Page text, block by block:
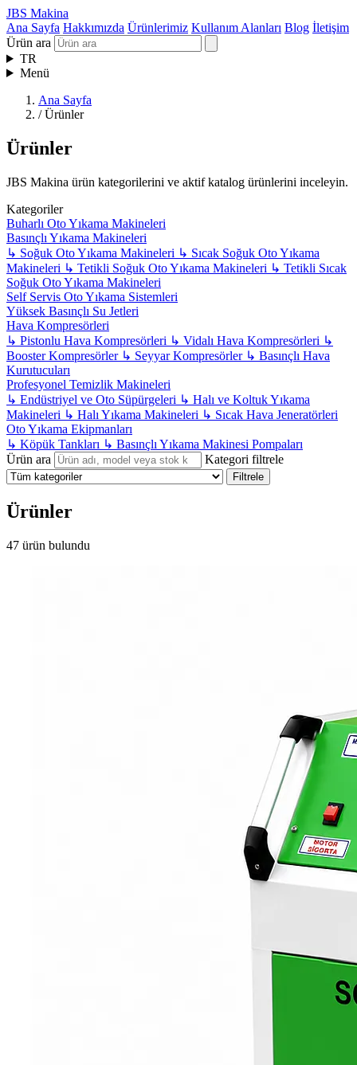
JBS Makina
Ana Sayfa Hakkımızda Ürünlerimiz Kullanım Alanları Blog İletişim
Ürün ara
TR
Menü
Ana Sayfa
/ Ürünler
Ürünler
JBS Makina ürün kategorilerini ve aktif katalog ürünlerini inceleyin.
Kategoriler
Buharlı Oto Yıkama Makineleri
Basınçlı Yıkama Makineleri
↳ Soğuk Oto Yıkama Makineleri ↳ Sıcak Soğuk Oto Yıkama
Makineleri ↳ Tetikli Soğuk Oto Yıkama Makineleri ↳ Tetikli Sıcak
Soğuk Oto Yıkama Makineleri
Self Servis Oto Yıkama Sistemleri
Yüksek Basınçlı Su Jetleri
Hava Kompresörleri
↳ Pistonlu Hava Kompresörleri ↳ Vidalı Hava Kompresörleri ↳
Booster Kompresörler ↳ Seyyar Kompresörler ↳ Basınçlı Hava
Kurutucuları
Profesyonel Temizlik Makineleri
↳ Endüstriyel ve Oto Süpürgeleri ↳ Halı ve Koltuk Yıkama
Makineleri ↳ Halı Yıkama Makineleri ↳ Sıcak Hava Jeneratörleri
Oto Yıkama Ekipmanları
↳ Köpük Tankları ↳ Basınçlı Yıkama Makinesi Pompaları
Ürün ara
Kategori filtrele
Filtrele
Ürünler
47 ürün bulundu